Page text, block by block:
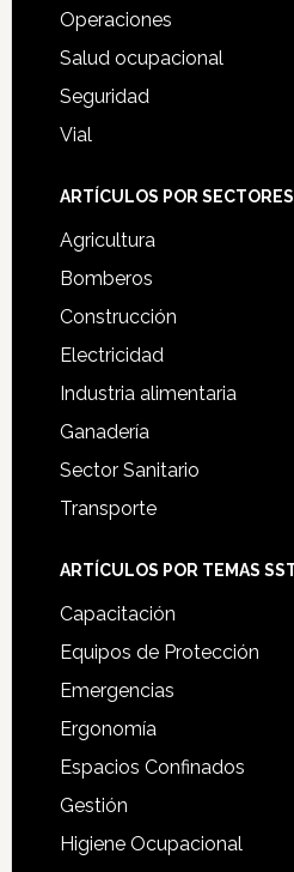
Operaciones
Salud ocupacional
Seguridad
Vial
ARTÍCULOS POR
Agricultura
Bomberos
Construcción
Electricidad
Industria alimentaria
Ganadería
Sector Sanitario
Transporte
ARTÍCULOS POR TEMAS
Capacitación
Equipos de Protección
Emergencias
Ergonomía
Espacios Confinados
Gestión
Higiene Ocupacional